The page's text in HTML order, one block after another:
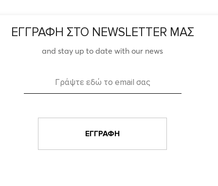
ΕΓΓΡΑΦΗ ΣΤΟ NEWSLETTER ΜΑΣ
and stay up to date with our news